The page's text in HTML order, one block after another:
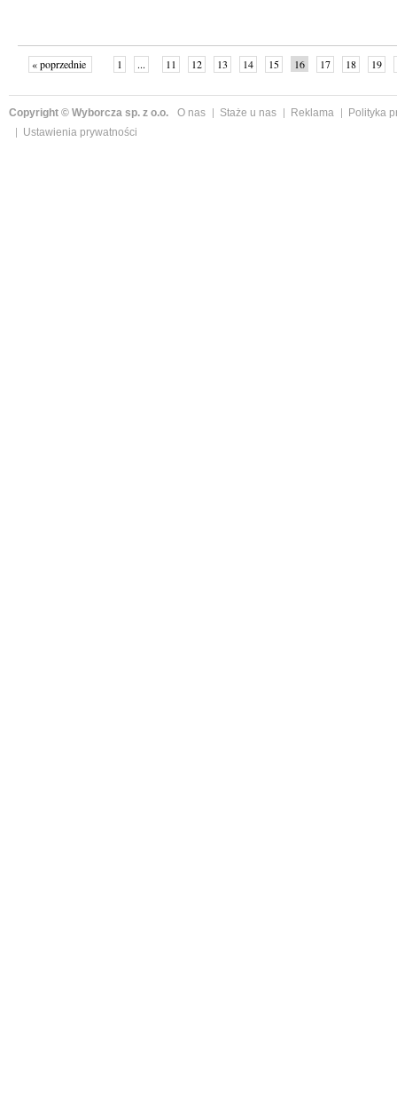
« poprzednie 1 ... 11 12 13 14 15 16 17 18 19
Copyright © Wyborcza sp. z o.o. O nas Staże u nas Reklama
Polityka
Ustawienia prywatności